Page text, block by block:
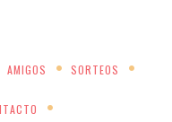
AMIGOS SORTEOS